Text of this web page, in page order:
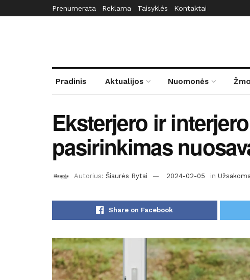
Prenumerata Reklama Taisyklės Kontaktai
Pradinis Aktualijos Nuomonės
Eksterjero ir
pasirinkimas
Autorius: Šiaurės Rytai 2024-02-05 in
Share on Facebook